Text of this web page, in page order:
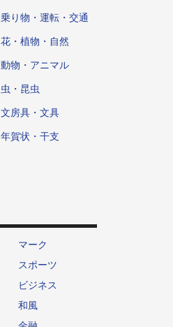
乗り物・運転・交通
花・植物・自然
動物・アニマル
虫・昆虫
文房具・文具
年賀状・干支
マーク
スポーツ
ビジネス
和風